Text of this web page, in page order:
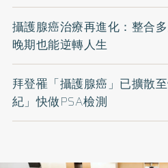
攝護腺癌治療再進化：整合
晚期也能逆轉人生
拜登罹「攝護腺癌」已擴散
紀」快做PSA檢測